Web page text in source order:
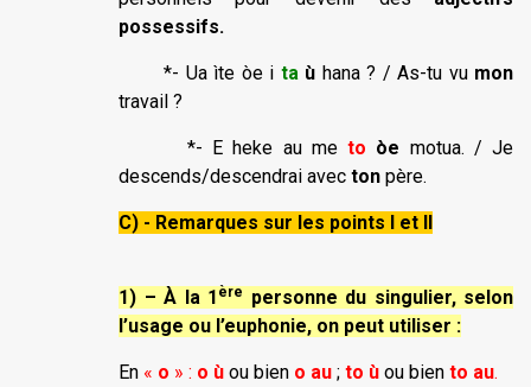
possessifs.
*- Ua ìte òe i taù hana ? / As-tu vu mon
travail ?
*- E heke au me to òe motua. / Je
descends/descendrai avec ton père.
C) - Remarques sur les points I et II
1) – À la 1 ère
personne du singulier, selon
l’usage ou l’euphonie, on peut utiliser :
En « o » : o ù ou bien o au ; to ù ou bien to au.